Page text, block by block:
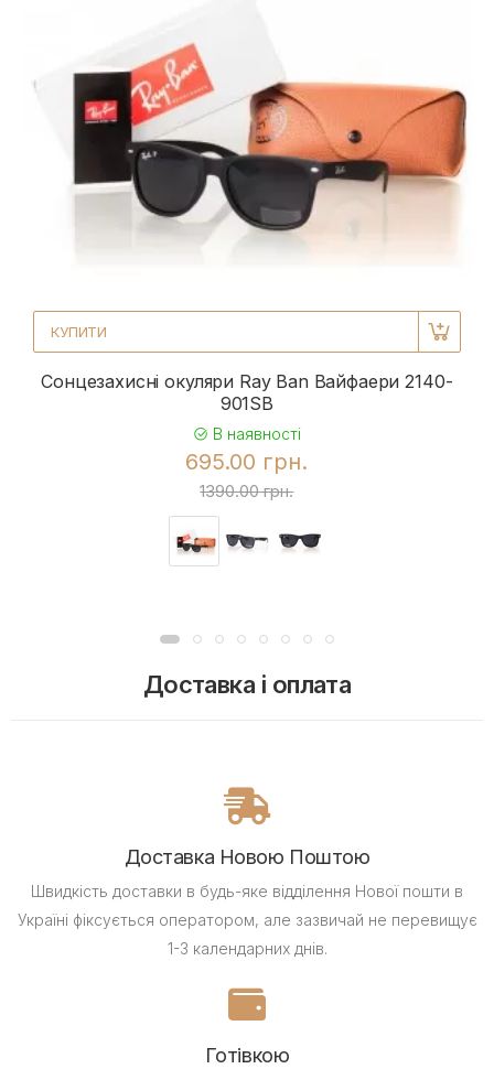
КУПИТИ
Сонцезахисні окуляри Ray Ban Вайфаери 2140-
901SB
В наявності
695.00 грн.
1390.00 грн.
Доставка і оплата
Доставка Новою Поштою
Швидкість доставки в будь-яке відділення Нової пошти в
Україні фіксується оператором, але зазвичай не перевищує
1-3 календарних днів.
Готівкою